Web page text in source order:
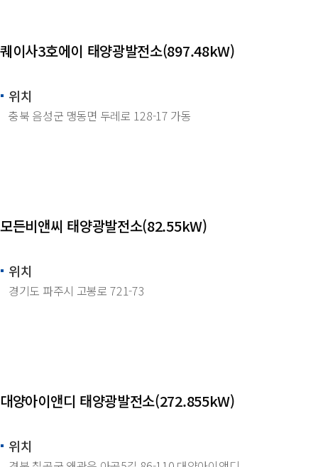
퀘이사3호에이 태양광발전소(897.48kW)
위치
충북 음성군 맹동면 두레로 128-17 가동
모든비앤씨 태양광발전소(82.55kW)
위치
경기도 파주시 고봉로 721-73
대양아이앤디 태양광발전소(272.855kW)
위치